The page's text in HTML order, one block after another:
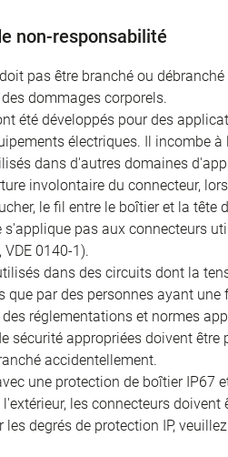
non-responsabilité
pas être branché ou
dommages corporels.
été développés pour des
électriques. Il incombe
dans d'autres domaines
involontaire du connecteur,
le fil entre le boîtier et la
s'applique pas aux connecteurs
0140-1).
dans des circuits dont la
que par des personnes ayant
réglementations et normes
sécurité appropriées doivent
accidentellement.
une protection de boîtier IP67
les connecteurs
degrés de protection IP,